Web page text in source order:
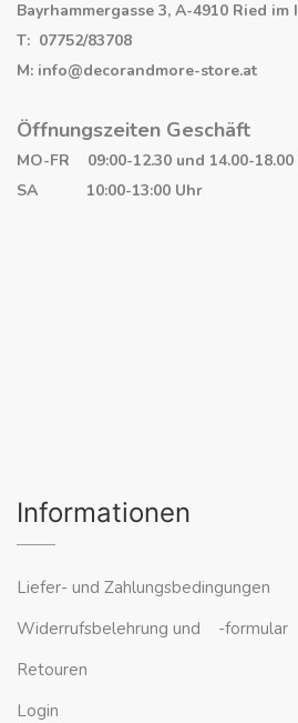
Bayrhammergasse 3, A-4910 Ried im
T: 07752/83708
M: info@decorandmore-store.at
Öffnungszeiten Geschäft
MO-FR 09:00-12.30 und 14.00-18.00
SA 10:00-13:00 Uhr
Informationen
Liefer- und Zahlungsbedingungen
Widerrufsbelehrung und -formular
Retouren
Login